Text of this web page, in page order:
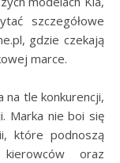
szczegółowe
gdzie czekają
marce.
na tle konkurencji,
Marka nie boi się
które podnoszą
oraz